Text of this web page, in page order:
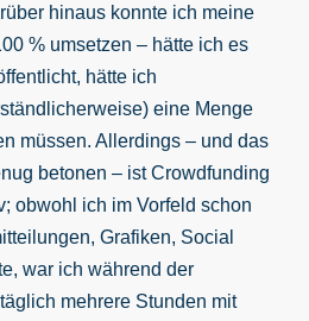
hinaus konnte ich meine
% umsetzen – hätte ich es
hätte ich
eine Menge
müssen. Allerdings – und das
betonen – ist Crowdfunding
obwohl ich im Vorfeld schon
Grafiken, Social
war ich während der
mehrere Stunden mit